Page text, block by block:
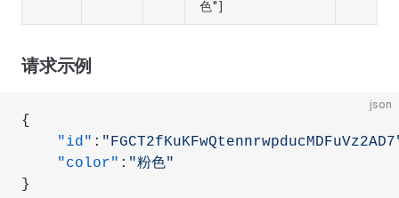
色"]
请求示例
json
{
    "id"
:
    "color"
: "粉色"
}